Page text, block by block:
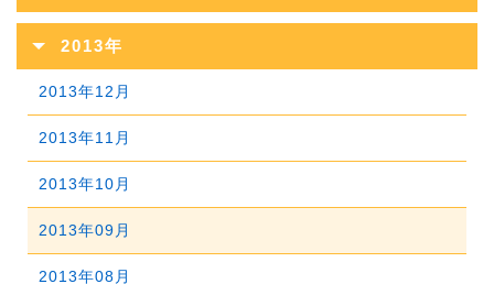
2023年01月
2022年02月
2022年01月
2021年03月
2021年02月
2021年01月
2020年05月
2020年04月
2019年06月
2019年05月
2019年04月
2019年03月
2019年02月
2019年01月
2018年07月
2018年06月
2018年05月
2018年04月
2018年03月
2018年02月
2017年08月
2017年07月
2017年06月
2017年05月
2017年04月
2017年03月
2016年10月
2016年09月
2016年08月
2016年07月
2016年06月
2016年05月
2015年11月
2015年10月
2015年09月
2015年08月
2015年07月
2015年06月
2014年12月
2013年
2013年12月
2013年11月
2013年10月
2013年09月
2013年08月